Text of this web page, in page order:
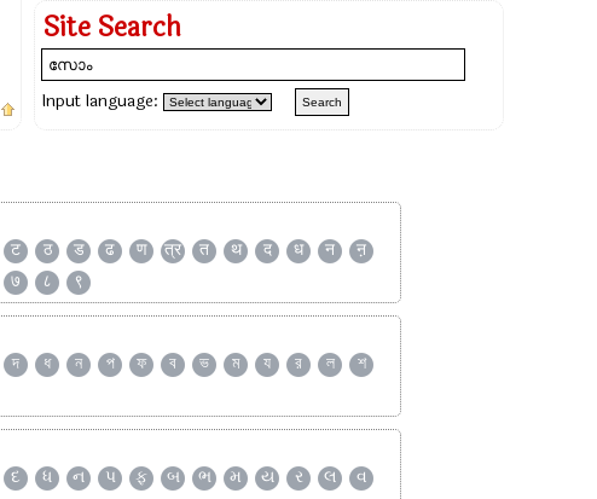
Site Search
Input language:
ट ठ ड ढ ण त्र त थ द ध न
ऩ
७ ८ ९
দ ধ ন প ফ ব ভ ম য র ল
শ
દ ધ ન પ ફ બ ભ મ ય ર લ
વ